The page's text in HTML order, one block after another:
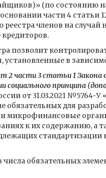
(по состоянию
части 4 статьи
членов на
позволит
в
2 части 3 статьи 1
принципа
от 31.03.2021 №5764-
обязательных для
микрофинансовые
к их содержанию, а
стандартизации
обязательных